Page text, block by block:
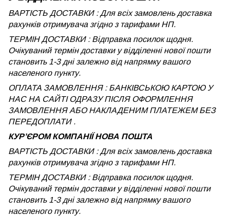
ВАРТІСТЬ ДОСТАВКИ : Для всіх замовлень доставка
рахунків отримувача згідно з тарифами НП.
ТЕРМІН ДОСТАВКИ : Відправка посилок щодня.
Очікуваний термін доставки у відділенні нової пошти
становить 1-3 дні залежно від напрямку вашого
населеного пункту.
ОПЛАТА ЗАМОВЛЕННЯ : БАНКІВСЬКОЮ КАРТОЮ У
НАС НА САЙТІ ОДРАЗУ ПІСЛЯ ОФОРМЛЕННЯ
ЗАМОВЛЕННЯ АБО НАКЛАДЕНИМ ПЛАТЕЖЕМ БЕЗ
ПЕРЕДОПЛАТИ .
КУРʼЄРОМ КОМПАНІЇ НОВА ПОШТА
ВАРТІСТЬ ДОСТАВКИ : Для всіх замовлень доставка
рахунків отримувача згідно з тарифами НП.
ТЕРМІН ДОСТАВКИ : Відправка посилок щодня.
Очікуваний термін доставки у відділенні нової пошти
становить 1-3 дні залежно від напрямку вашого
населеного пункту.